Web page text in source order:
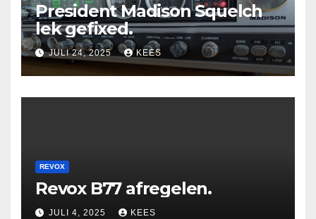
President Madison Squelch
lek gefixed.
JULI 24, 2025 KEES
REVOX
Revox B77 afregelen.
JULI 4, 2025 KEES